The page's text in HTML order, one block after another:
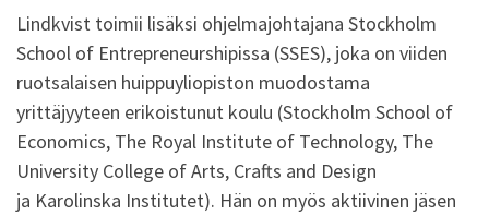
Lindkvist toimii lisäksi ohjelmajohtajana Stockholm
School of Entrepreneurshipissa (SSES), joka on viiden
ruotsalaisen huippuyliopiston muodostama
yrittäjyyteen erikoistunut koulu (Stockholm School of
Economics, The Royal Institute of Technology, The
University College of Arts, Crafts and Design
ja Karolinska Institutet). Hän on myös aktiivinen jäsen